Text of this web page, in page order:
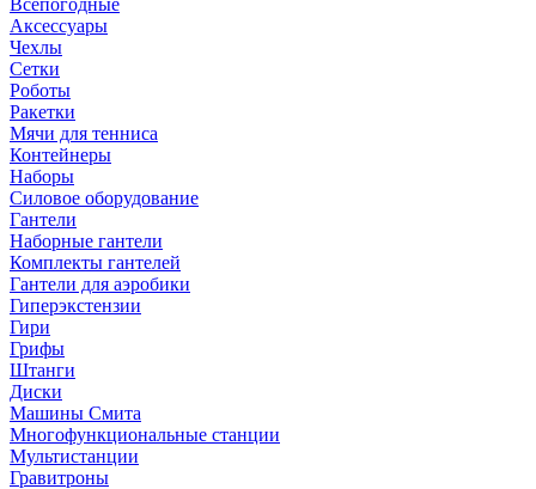
Всепогодные
Аксессуары
Чехлы
Сетки
Роботы
Ракетки
Мячи для тенниса
Контейнеры
Наборы
Силовое оборудование
Гантели
Наборные гантели
Комплекты гантелей
Гантели для аэробики
Гиперэкстензии
Гири
Грифы
Штанги
Диски
Машины Смита
Многофункциональные станции
Мультистанции
Гравитроны